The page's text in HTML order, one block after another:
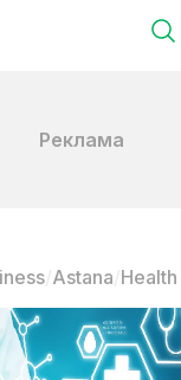
Реклама
Astana